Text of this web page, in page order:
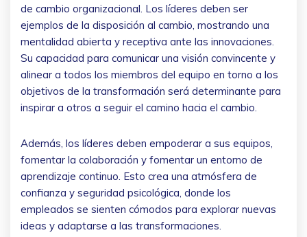
de cambio organizacional. Los líderes deben ser
ejemplos de la disposición al cambio, mostrando una
mentalidad abierta y receptiva ante las innovaciones.
Su capacidad para comunicar una visión convincente y
alinear a todos los miembros del equipo en torno a los
objetivos de la transformación será determinante para
inspirar a otros a seguir el camino hacia el cambio.
Además, los líderes deben empoderar a sus equipos,
fomentar la colaboración y fomentar un entorno de
aprendizaje continuo. Esto crea una atmósfera de
confianza y seguridad psicológica, donde los
empleados se sienten cómodos para explorar nuevas
ideas y adaptarse a las transformaciones.